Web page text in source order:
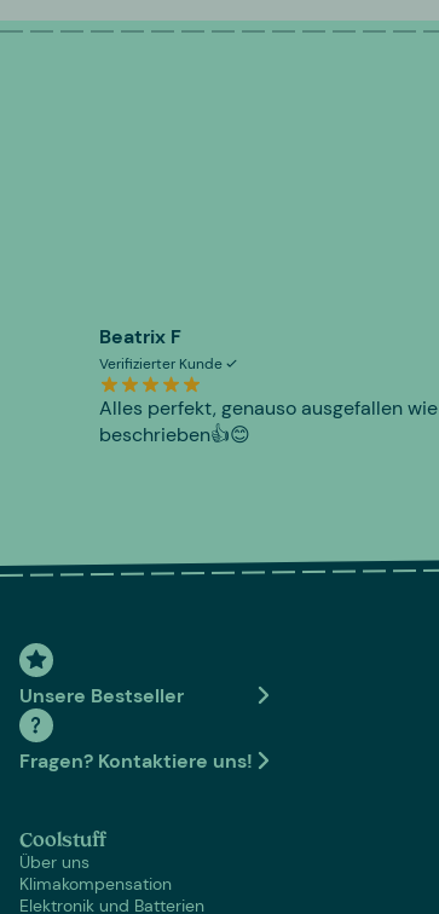
Beatrix F
Verifizierter Kunde
Alles perfekt, genauso ausgefallen wie
beschrieben👍😊
Unsere Bestseller
Fragen? Kontaktiere uns!
Coolstuff
Über uns
Klimakompensation
Elektronik und Batterien